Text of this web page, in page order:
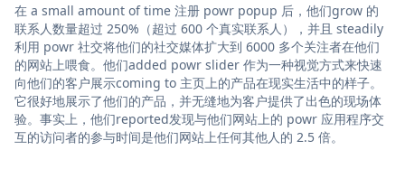
在 a small amount of time 注册 powr popup 后，他们grow 的
联系人数量超过 250%（超过 600 个真实联系人），并且 steadily
利用 powr 社交将他们的社交媒体扩大到 6000 多个关注者在他们
的网站上喂食。他们added powr slider 作为一种视觉方式来快速
向他们的客户展示coming to 主页上的产品在现实生活中的样子。
它很好地展示了他们的产品，并无缝地为客户提供了出色的现场体
验。事实上，他们reported发现与他们网站上的 powr 应用程序交
互的访问者的参与时间是他们网站上任何其他人的 2.5 倍。